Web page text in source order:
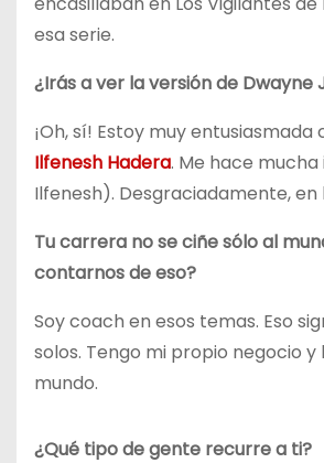
esa serie.
¿Irás a ver la versión de Dwayne
¡Oh, sí! Estoy muy
Ilfenesh Hadera. Me hace
Ilfenesh). Desgraciadamente,
Tu carrera no se ciñe sólo al
contarnos de eso?
Soy coach en esos temas. Eso
solos. Tengo mi propio negocio
mundo.
¿Qué tipo de gente recurre a ti?